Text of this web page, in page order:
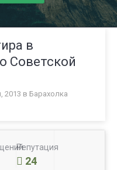
в
Советской
2013 в Барахолка
Репутация
24